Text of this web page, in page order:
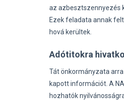
az azbesztszennyezés
Ezek feladata annak
hová kerültek.
Adótitokra
Tát önkormányzata
kapott információt. A
hozhatók